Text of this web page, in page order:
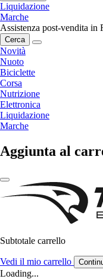
Liquidazione
Marche
Assistenza post-vendita in
Cerca
Novità
Nuoto
Biciclette
Corsa
Nutrizione
Elettronica
Liquidazione
Marche
Aggiunta al
Subtotale carrello
Vedi il mio carrello
Loading...